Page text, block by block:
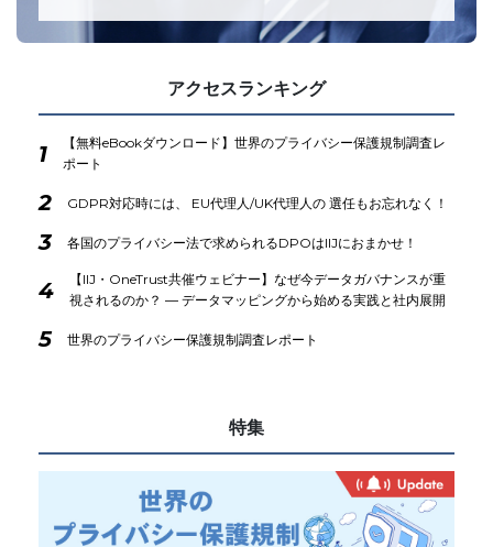
アクセスランキング
1
【無料eBookダウンロード】世界のプライバシー保護規制調査レ
ポート
2 GDPR対応時には、 EU代理人/UK代理人の 選任もお忘れなく！
3 各国のプライバシー法で求められるDPOはIIJにおまかせ！
4
【IIJ・OneTrust共催ウェビナー】なぜ今データガバナンスが重
視されるのか？ ― データマッピングから始める実践と社内展開
5 世界のプライバシー保護規制調査レポート
特集